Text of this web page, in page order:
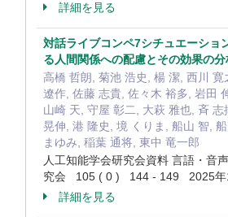
詳細を見る
対話ライブコンペ7シチュエーショ
る人間関係への配慮とその効果の分
高橋 哲朗, 菊池 浩史, 楊 潔, 西川 寛
遼作, 佐藤 志貴, 佐々木 裕多, 岩田
山崎 天, 守屋 彰二, 大萩 雅也, 斉 志
晃伸, 港 隆史, 境 くりま, 船山 智,
まゆみ, 稲葉 通将, 東中 竜一郎
人工知能学会研究会資料 言語・音
究会 105 ( 0 ) 144 - 149 2025年
詳細を見る